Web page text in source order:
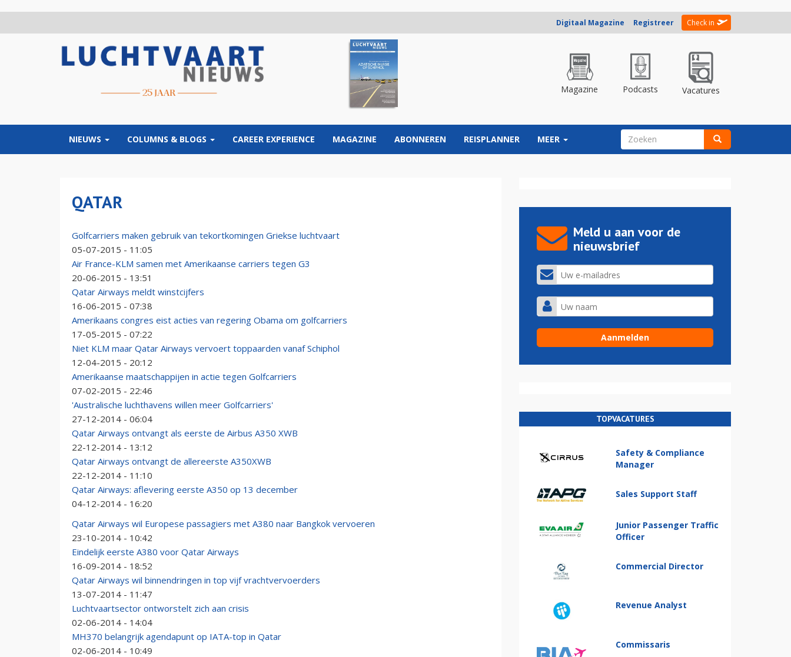
Digitaal Magazine Registreer Check in
Magazine Podcasts Vacatures
NIEUWS COLUMNS & BLOGS CAREER EXPERIENCE MAGAZINE ABONNEREN REISPLANNER MEER ZOEKVELD
QATAR
Golfcarriers maken gebruik van tekortkomingen Griekse luchtvaart
05-07-2015 - 11:05
Air France-KLM samen met Amerikaanse carriers tegen G3
20-06-2015 - 13:51
Qatar Airways meldt winstcijfers
16-06-2015 - 07:38
Amerikaans congres eist acties van regering Obama om golfcarriers
17-05-2015 - 07:22
Niet KLM maar Qatar Airways vervoert toppaarden vanaf Schiphol
12-04-2015 - 20:12
Amerikaanse maatschappijen in actie tegen Golfcarriers
07-02-2015 - 22:46
'Australische luchthavens willen meer Golfcarriers'
27-12-2014 - 06:04
Qatar Airways ontvangt als eerste de Airbus A350 XWB
22-12-2014 - 13:12
Qatar Airways ontvangt de allereerste A350XWB
22-12-2014 - 11:10
Qatar Airways: aflevering eerste A350 op 13 december
04-12-2014 - 16:20
Qatar Airways wil Europese passagiers met A380 naar Bangkok vervoeren
23-10-2014 - 10:42
Eindelijk eerste A380 voor Qatar Airways
16-09-2014 - 18:52
Qatar Airways wil binnendringen in top vijf vrachtvervoerders
13-07-2014 - 11:47
Luchtvaartsector ontworstelt zich aan crisis
02-06-2014 - 14:04
MH370 belangrijk agendapunt op IATA-top in Qatar
02-06-2014 - 10:49
Meld u aan voor de
nieuwsbrief
TOPVACATURES
Safety & Compliance
Manager
Sales Support Staff
Junior Passenger Traffic
Officer
Commercial Director
Revenue Analyst
Commissaris